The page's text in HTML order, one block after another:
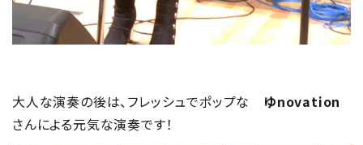
大人な演奏の後は、フレッシュでポップな ゆnovation
さんによる元気な演奏です！